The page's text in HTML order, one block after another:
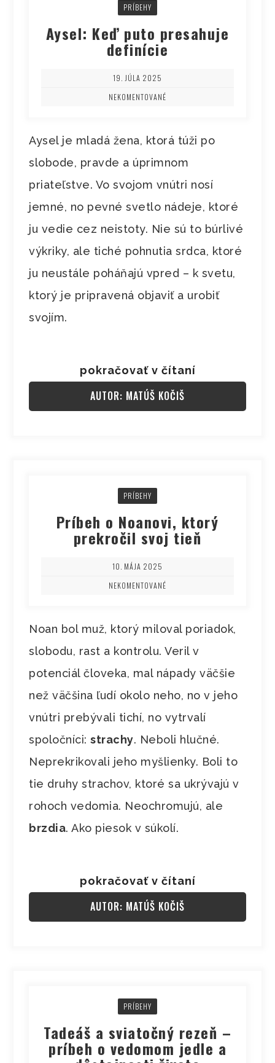
PRÍBEHY
Aysel: Keď puto presahuje
definície
19. JÚLA 2025
NEKOMENTOVANÉ
Aysel je mladá žena, ktorá túži po
slobode, pravde a úprimnom
priateľstve. Vo svojom vnútri nosí
jemné, no pevné svetlo nádeje, ktoré
ju vedie cez neistoty. Nie sú to búrlivé
výkriky, ale tiché pohnutia srdca, ktoré
ju neustále poháňajú vpred – k svetu,
ktorý je pripravená objaviť a urobiť
svojím.
pokračovať v čítaní
AUTOR: MATÚŠ KOČIŠ
PRÍBEHY
Príbeh o Noanovi, ktorý
prekročil svoj tieň
10. MÁJA 2025
NEKOMENTOVANÉ
Noan bol muž, ktorý miloval poriadok,
slobodu, rast a kontrolu. Veril v
potenciál človeka, mal nápady väčšie
než väčšina ľudí okolo neho, no v jeho
vnútri prebývali tichí, no vytrvalí
spoločníci:strachy. Neboli hlučné.
Neprekrikovali jeho myšlienky. Boli to
tie druhy strachov, ktoré sa ukrývajú v
rohoch vedomia. Neochromujú, ale
brzdia. Ako piesok v súkolí.
pokračovať v čítaní
AUTOR: MATÚŠ KOČIŠ
PRÍBEHY
Tadeáš a sviatočný rezeň –
príbeh o vedomom jedle a